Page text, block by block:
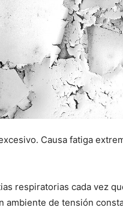
Causa fatiga
respiratorias cada vez
ambiente de tensión